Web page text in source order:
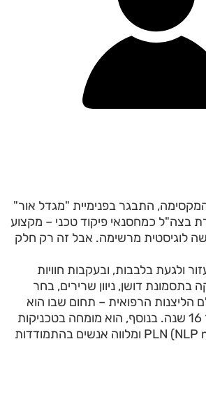
התבגר בפנימיית "מגדל אור"
בצה"ל כמחסנאי פיקוד טכני – מקצוע
לוגיסטית מרשימה. אבל זה רק חלק
ולגעת בלבבות, ובעקבות חוויות
בתסמונת דושן, ניוון שרירים, בחר
הליצנות הרפואית – תחום שבו הוא
מתנדב באהבה כבר 16 שנה. בנוסף, הוא מומחה בטכניקות
PLN (NLP master therapist) ומלווה אנשים בהתמודדות